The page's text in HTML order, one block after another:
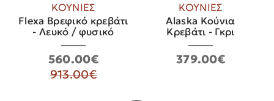
ΚΟΥΝΙΕΣ
Flexa Βρεφικό κρεβάτι
- Λευκό / φυσικό
560.00€
913.00€
ΚΟΥΝΙΕΣ
Alaska Κούνια
Κρεβάτι - Γκρι
379.00€